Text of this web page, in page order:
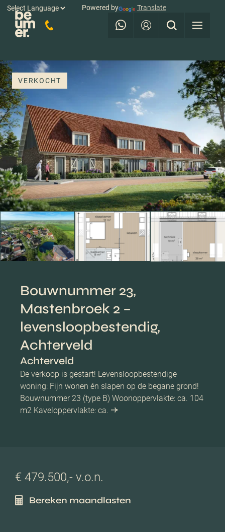
Powered by Translate
VERKOCHT
Bouwnummer 23,
Mastenbroek 2 –
levensloopbestendig,
Achterveld
Achterveld
De verkoop is gestart! Levensloopbestendige
woning: Fijn wonen én slapen op de begane grond!
Bouwnummer 23 (type B) Woonoppervlakte: ca. 104
m2 Kaveloppervlakte: ca.
€ 479.500,- v.o.n.
Bereken maandlasten